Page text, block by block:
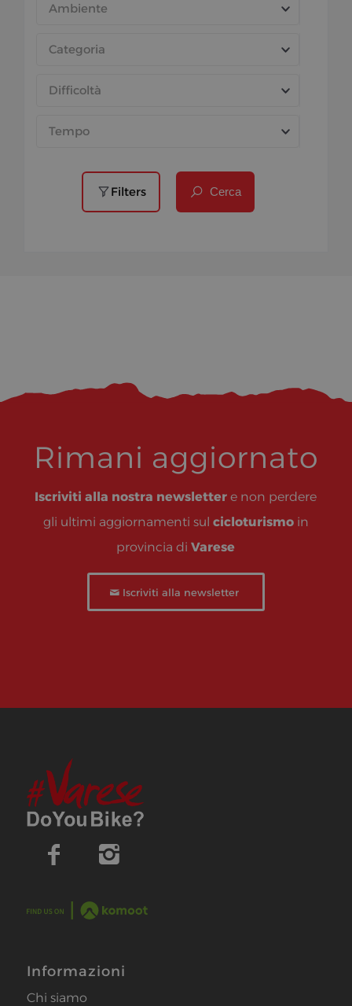
Ambiente
Categoria
Difficoltà
Tempo
Filters Cerca
Rimani aggiornato
Iscriviti alla nostra newsletter e non perdere
gli ultimi aggiornamenti sul cicloturismoin
provincia diVarese
Iscriviti alla newsletter
Informazioni
Chi siamo